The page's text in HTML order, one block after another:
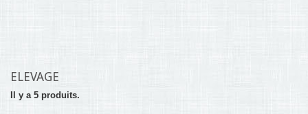
ELEVAGE
Il y a 5 produits.